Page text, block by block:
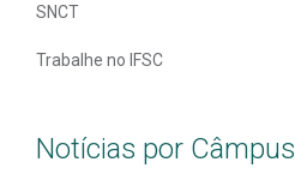
SNCT
Trabalhe no IFSC
Notícias por Câmpus